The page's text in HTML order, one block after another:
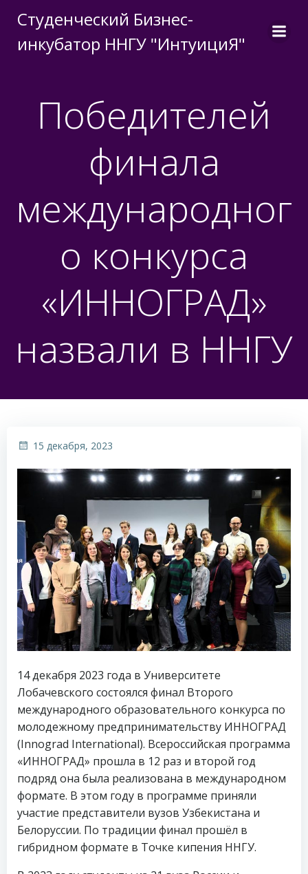
к
содержимому
Студенческий Бизнес-
инкубатор ННГУ "ИнтуициЯ"
Победителей
финала
международног
о конкурса
«ИННОГРАД»
назвали в ННГУ
15 декабря, 2023
14 декабря 2023 года в Университете
Лобачевского состоялся финал Второго
международного образовательного конкурса по
молодежному предпринимательству ИННОГРАД
(Innograd International). Всероссийская программа
«ИННОГРАД» прошла в 12 раз и второй год
подряд она была реализована в международном
формате. В этом году в программе приняли
участие представители вузов Узбекистана и
Белоруссии. По традиции финал прошёл в
гибридном формате в Точке кипения ННГУ.